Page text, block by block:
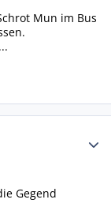
Mun im Bus
Gegend